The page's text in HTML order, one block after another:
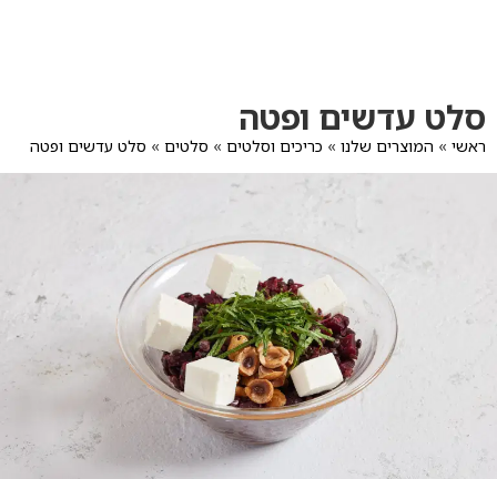
לתפריט
הקטגוריות
לפרטי
המוצר
סלט עדשים ופטה
ראשי » המוצרים שלנו » כריכים וסלטים » סלטים » סלט עדשים ופטה